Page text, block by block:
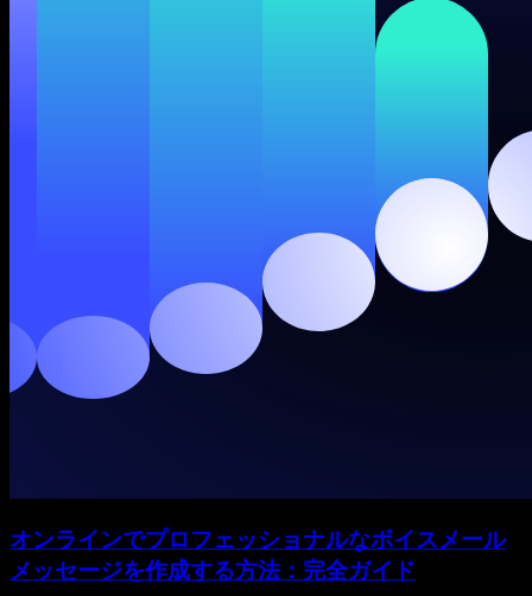
オンラインでプロフェッショナルなボイスメール
メッセージを作成する方法：完全ガイド